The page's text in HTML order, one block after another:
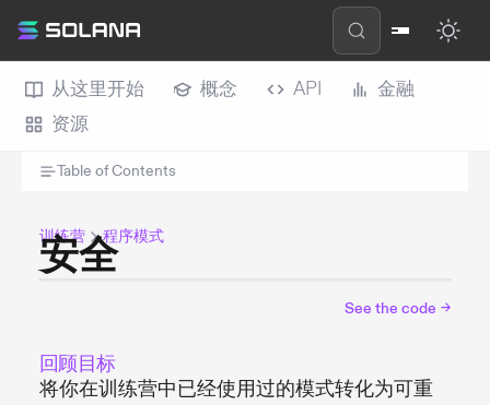
从这里开始 概念 API
金融
资源
Table of Contents
训练营 程序模式
安全
See the code →
回顾目标
将你在训练营中已经使用过的模式转化为可重